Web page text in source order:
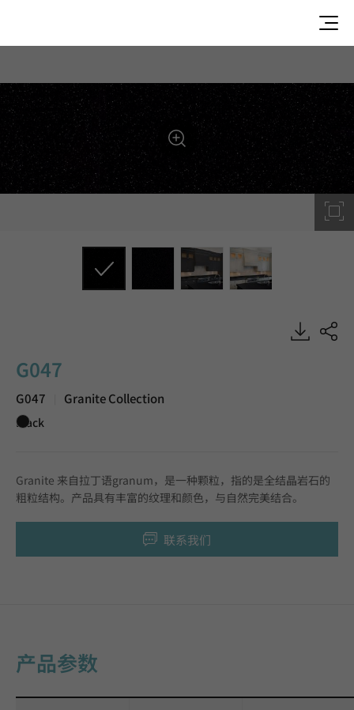
G047
G047 Granite Collection
Black
Granite 来自拉丁语granum，是一种颗粒，指的是全结晶岩石的
粗粒结构。产品具有丰富的纹理和颜色，与自然完美结合。
联系我们
产品参数